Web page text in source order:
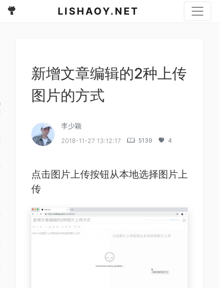
LISHAOY.NET
新增文章编辑的2种上传
图片的方式
李少颖
2018-11-27 13:12:17 5139 4
点击图片上传按钮从本地选择图片上
传